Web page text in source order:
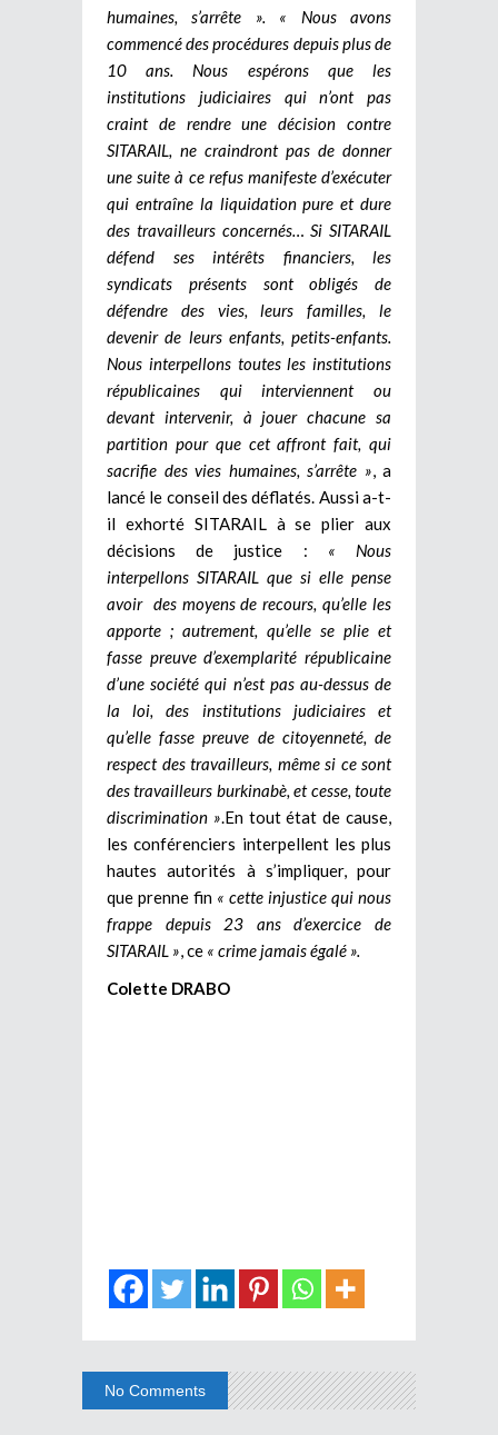
humaines, s’arrête ». « Nous avons
commencé des procédures depuis plus de
10 ans. Nous espérons que les
institutions judiciaires qui n’ont pas
craint de rendre une décision contre
SITARAIL, ne craindront pas de donner
une suite à ce refus manifeste d’exécuter
qui entraîne la liquidation pure et dure
des travailleurs concernés… Si SITARAIL
défend ses intérêts financiers, les
syndicats présents sont obligés de
défendre des vies, leurs familles, le
devenir de leurs enfants, petits-enfants.
Nous interpellons toutes les institutions
républicaines qui interviennent ou
devant intervenir, à jouer chacune sa
partition pour que cet affront fait, qui
sacrifie des vies humaines, s’arrête » , a
lancé le conseil des déflatés. Aussi a-t-
il exhorté SITARAIL à se plier aux
décisions de justice : « Nous
interpellons SITARAIL que si elle pense
avoir des moyens de recours, qu’elle les
apporte ; autrement, qu’elle se plie et
fasse preuve d’exemplarité républicaine
d’une société qui n’est pas au-dessus de
la loi, des institutions judiciaires et
qu’elle fasse preuve de citoyenneté, de
respect des travailleurs, même si ce sont
des travailleurs burkinabè, et cesse, toute
discrimination » .En tout état de cause,
les conférenciers interpellent les plus
hautes autorités à s’impliquer, pour
que prenne fin « cette injustice qui nous
frappe depuis 23 ans d’exercice de
SITARAIL » , ce « crime jamais égalé ».
Colette DRABO
No Comments